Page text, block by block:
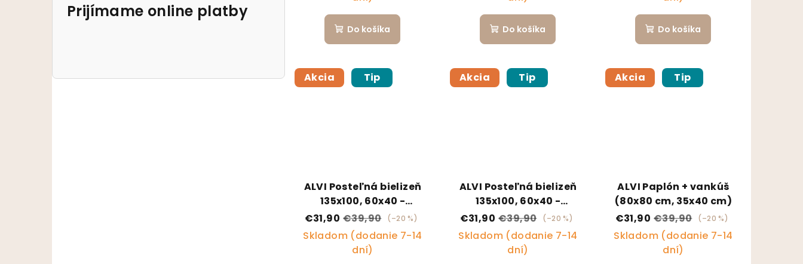
Prijímame online platby
Do košíka Do košíka Do košíka
Akcia Tip
ALVI Posteľná bielizeň
135x100, 60x40 -
návliečky Siver Star
€31,90 €39,90 (–20 %)
Skladom (dodanie 7-14
dní)
Akcia Tip
ALVI Posteľná bielizeň
135x100, 60x40 -
návliečky Raute Taupe
€31,90 €39,90 (–20 %)
Skladom (dodanie 7-14
dní)
Akcia Tip
ALVI Paplón + vankúš
(80x80 cm, 35x40 cm)
€31,90 €39,90 (–20 %)
Skladom (dodanie 7-14
dní)